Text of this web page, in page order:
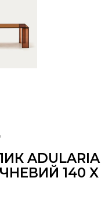
ADULARIA
140 X